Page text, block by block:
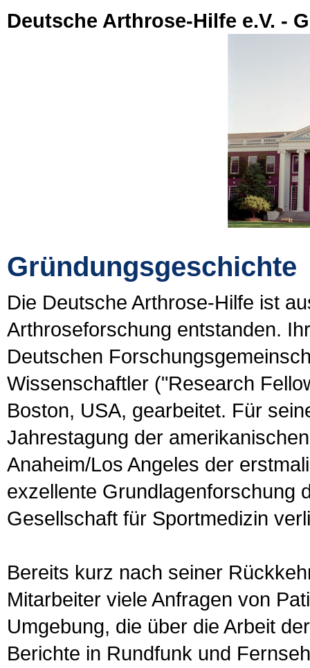
Deutsche Arthrose-Hilfe e.V. -
Gründungsgeschichte
Die Deutsche Arthrose-Hilfe ist
Arthroseforschung entstanden.
Deutschen
Wissenschaftler ("Research
Boston, USA, gearbeitet. Für
Jahrestagung der
Anaheim/Los Angeles der
exzellente Grund­lagenforschung
Gesellschaft für Sportmedizin
Bereits kurz nach seiner
Mitarbeiter viele Anfragen von
Umgebung, die über die Arbeit
Berichte in Rundfunk und